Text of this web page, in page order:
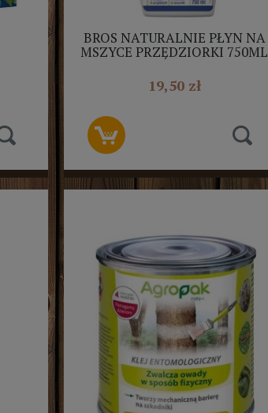
BROS NATURALNIE PŁYN NA
MSZYCE PRZĘDZIORKI 750ML
19,50 zł